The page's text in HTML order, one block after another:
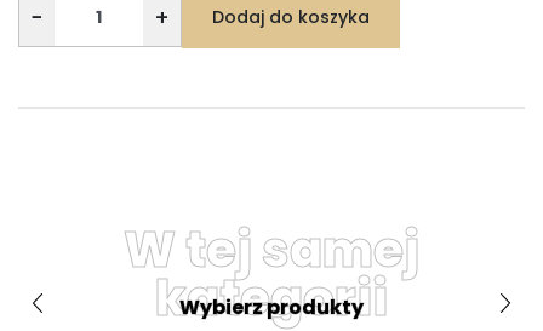
− + Dodaj do koszyka
W tej samej
kategorii
Wybierz produkty